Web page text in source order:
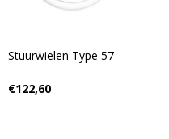
Stuurwielen Type 57
€122,60